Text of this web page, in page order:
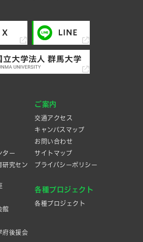
ター
研究セン
館
府後援会
ご案内
交通アクセス
キャンパスマップ
お問い合わせ
サイトマップ
プライバシーポリシー
各種プロジェクト
各種プロジェクト